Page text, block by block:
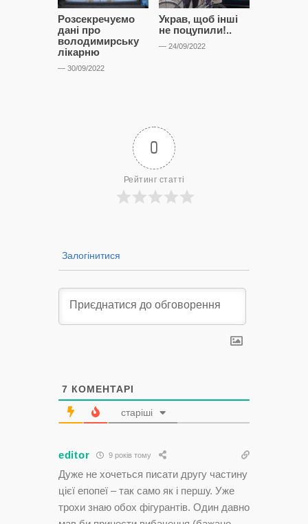
Розсекречуємо
дані про
володимирську
лікарню
— 30/09/2022
Украв, щоб інші
не поцупили!..
— 24/09/2022
0
Рейтинг статті
Залогінитися
7 КОМЕНТАРІ
старіші
editor 9 років тому
Дуже не хочеться писати другу частину
цієї епопеї – так само як і першу. Уже
трохи знаю обох фігурантів. Один давно